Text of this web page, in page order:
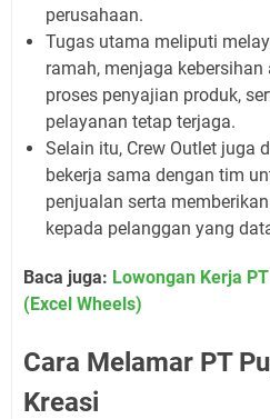
perusahaan.
Tugas utama meliputi
ramah, menjaga kebersihan
proses penyajian produk,
pelayanan tetap terjaga.
Selain itu, Crew Outlet juga
bekerja sama dengan tim
penjualan serta
kepada pelanggan yang
Baca juga: Lowongan Kerja
(Excel Wheels)
Cara Melamar PT
Kreasi